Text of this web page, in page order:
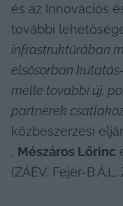
és az Innovációs
további
infrastruktúrában
elsősorban
mellé további új,
partnerek
közbeszerzési
, Mészáros Lőrinc
(ZÁÉV, Fejér-